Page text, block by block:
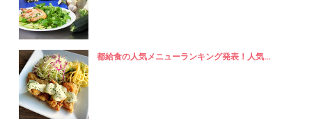
都給食の人気メニューランキング発表！人気...